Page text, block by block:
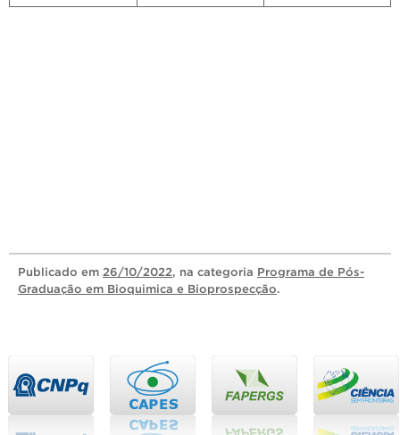
Publicado em 26/10/2022, na categoria Programa de Pós-
Graduação em Bioquimica e Bioprospecção.